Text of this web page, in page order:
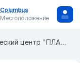
Columbus
Местоположение
Стоматологический центр "ПЛАНЕТА КРИСТАЛЛ" на Чапаева